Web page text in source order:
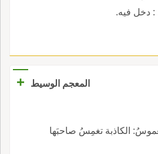
دخل فيه.
المعجم الوسيط +
الكاذبة تغمِسُ صاحبَها